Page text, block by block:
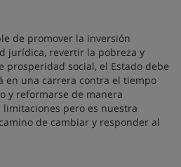
de promover la inversión
jurídica, revertir la pobreza y
prosperidad social, el Estado debe
en una carrera contra el tiempo
y reformarse de manera
pero es nuestra
de cambiar y responder al